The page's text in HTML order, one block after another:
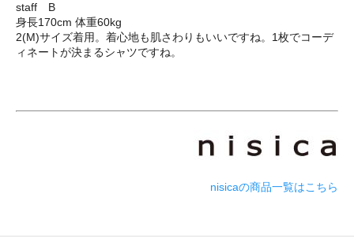
staff B
身長170cm 体重60kg
2(M)サイズ着用。着心地も肌さわりもいいですね。1枚でコーデ
ィネートが決まるシャツですね。
nisicaの商品一覧はこちら